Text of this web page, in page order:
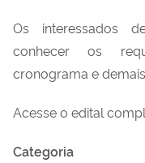
Os interessados
conhecer os
cronograma e
Acesse o edital
Categoria